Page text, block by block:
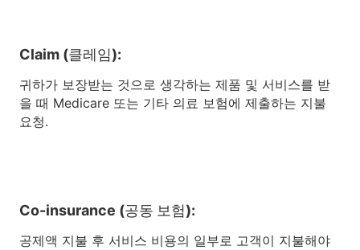
Claim (클레임):
귀하가 보장받는 것으로 생각하는 제품 및 서비스를 받
을 때 Medicare 또는 기타 의료 보험에 제출하는 지불
요청.
Co-insurance (공동 보험):
공제액 지불 후 서비스 비용의 일부로 고객이 지불해야